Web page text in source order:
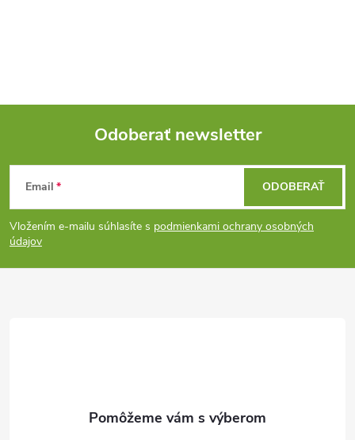
Z
á
p
Odoberať newsletter
Email
Vložením e-mailu súhlasíte s podmienkami ochrany osobných
údajov
ODOBERAŤ